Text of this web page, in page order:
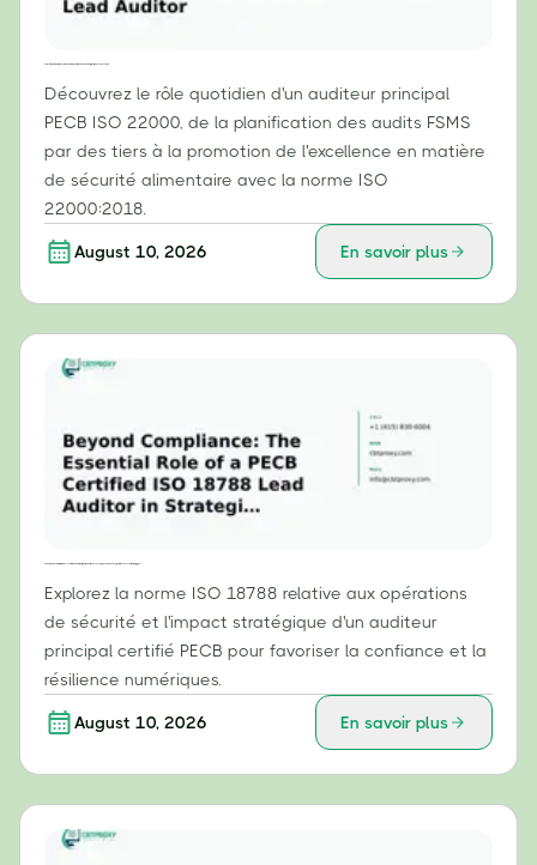
Découvrez le rôle quotidien d'un auditeur principal
PECB ISO 22000, de la planification des audits FSMS
par des tiers à la promotion de l'excellence en matière
de sécurité alimentaire avec la norme ISO
22000:2018.
August 10, 2026 En savoir plus
Explorez la norme ISO 18788 relative aux opérations
de sécurité et l'impact stratégique d'un auditeur
principal certifié PECB pour favoriser la confiance et la
résilience numériques.
August 10, 2026 En savoir plus